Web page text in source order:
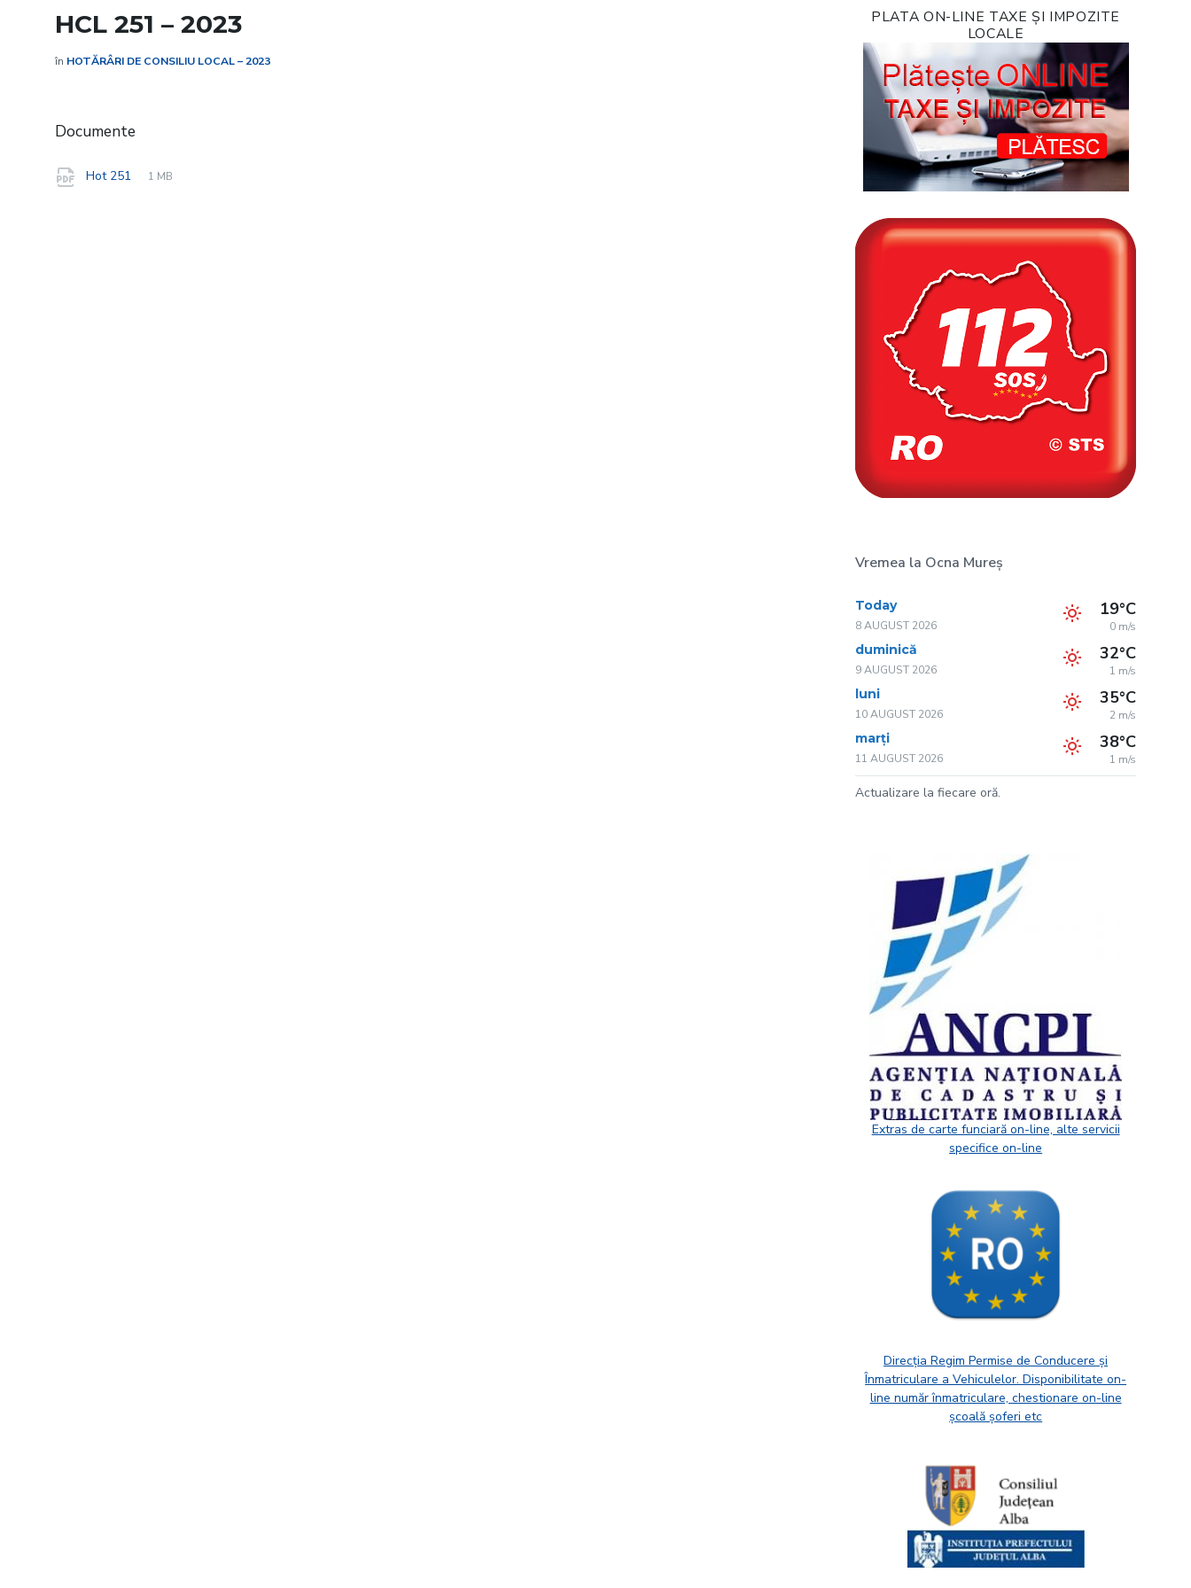
HCL 251 – 2023
în HOTĂRÂRI DE CONSILIU LOCAL – 2023
Documente
Hot 251
File
pdf
File
1 MB
PLATA ON-LINE TAXE ȘI IMPOZITE
LOCALE
Vremea la Ocna Mureș
Today
8 AUGUST 2026
19°C
0 m/s
duminică
9 AUGUST 2026
32°C
1 m/s
luni
10 AUGUST 2026
35°C
2 m/s
marți
11 AUGUST 2026
38°C
1 m/s
Actualizare la fiecare oră.
Extras de carte funciară on-line, alte servicii
specifice on-line
Direcția Regim Permise de Conducere și
Înmatriculare a Vehiculelor. Disponibilitate on-
line număr înmatriculare, chestionare on-line
școală șoferi etc